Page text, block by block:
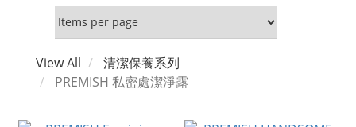
View All
清潔保養系列
PREMISH 私密處潔淨露